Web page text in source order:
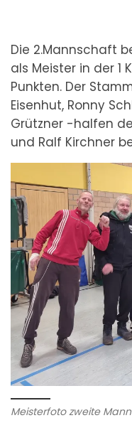
Die 2.Mannschaft
als Meister in der 1
Punkten. Der
Eisenhut, Ronny
Grützner -halfen
und Ralf Kirchner
Meisterfoto zweite